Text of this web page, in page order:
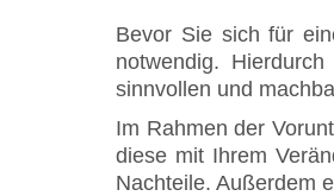
Bevor Sie sich für
notwendig.
sinnvollen und
Im Rahmen der
diese mit Ihrem
Nachteile. Außerdem